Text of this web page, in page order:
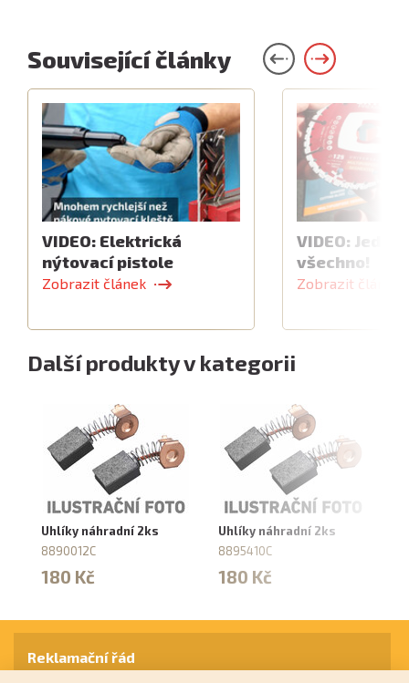
Související články
VIDEO: Elektrická
nýtovací pistole
Zobrazit článek
VIDEO:
všechno!
Zobrazit článek
Další produkty v kategorii
Uhlíky náhradní 2ks
8890012C
180 Kč
Uhlíky náhradní 2ks
8895410C
180 Kč
Reklamační řád